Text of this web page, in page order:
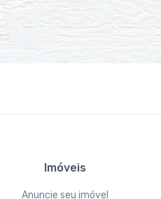
Imóveis
Anuncie seu imóvel